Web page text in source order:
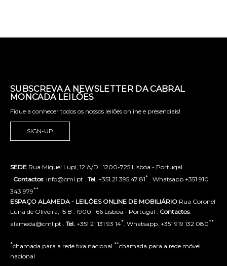
SUBSCREVA A NEWSLETTER DA CABRAL
MONCADA LEILÕES
Fique a conhecer todos os nossos leilões online e presenciais!
SIGN-UP
SEDE Rua Miguel Lupi, 12 A/D . 1200-725 Lisboa - Portugal
Contactos: info@cml.pt . Tel. +351 21 395 47 81* . Whatsapp +351 910
343 979**
ESPAÇO ALAMEDA - LEILÕES ONLINE DE MOBILIÁRIO Rua Coronel
Luna de Oliveira, 15 B . 1900-166 Lisboa - Portugal . Contactos:
alameda@cml.pt . Tel. +351 21 131 93 14* . Whatsapp. +351 919 132 080**
*chamada para a rede fixa nacional **chamada para a rede móvel
nacional